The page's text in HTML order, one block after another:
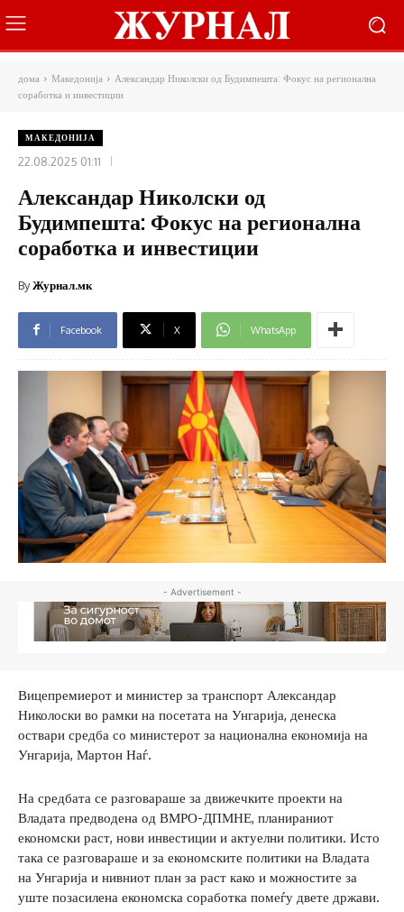
дома Македонија
Александар Николски од Будимпешта: Фокус на регионална
соработка и инвестиции
МАКЕДОНИЈА
22.08.2025 01:11
Александар Николски од
Будимпешта: Фокус на регионална
соработка и инвестиции
ByЖурнал.мк
Facebook X WhatsApp
- Advertisement -
Вицепремиерот и министер за транспорт Александар
Николоски во рамки на посетата на Унгарија, денеска
оствари средба со министерот за национална економија на
Унгарија, Мартон Наѓ.
На средбата се разговараше за движечките проекти на
Владата предводена од ВМРО-ДПМНЕ, планираниот
економски раст, нови инвестиции и актуелни политики. Исто
така се разговараше и за економските политики на Владата
на Унгарија и нивниот план за раст како и можностите за
уште позасилена економска соработка помеѓу двете држави.